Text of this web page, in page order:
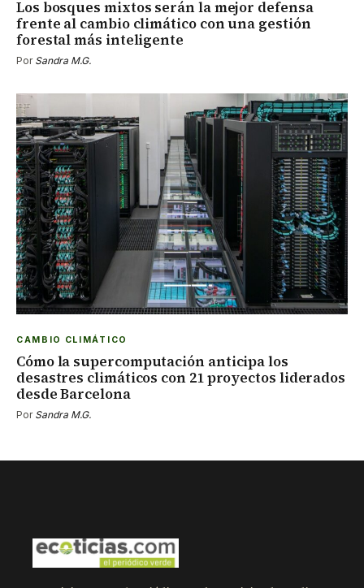
Los bosques mixtos serán la mejor defensa
frente al cambio climático con una gestión
forestal más inteligente
Por Sandra M.G.
CAMBIO CLIMÁTICO
Cómo la supercomputación anticipa los
desastres climáticos con 21 proyectos liderados
desde Barcelona
Por Sandra M.G.